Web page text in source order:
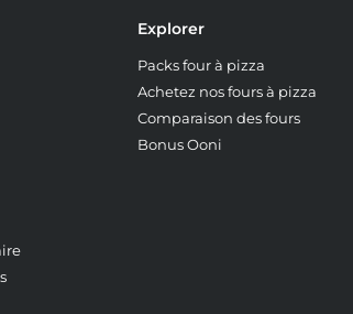
Explorer
Packs four à pizza
Achetez nos fours à pizza
Comparaison des fours
Bonus Ooni